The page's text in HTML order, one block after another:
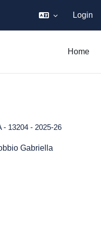
Login
Home
- 13204 - 2025-26
Gabriella